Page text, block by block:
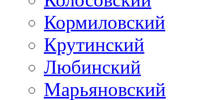
Кормиловский
Крутинский
Любинский
Марьяновский